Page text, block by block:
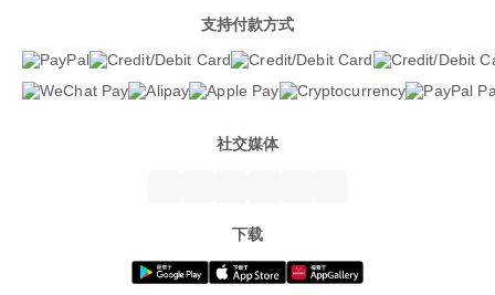
支持付款方式
社交媒体
下载